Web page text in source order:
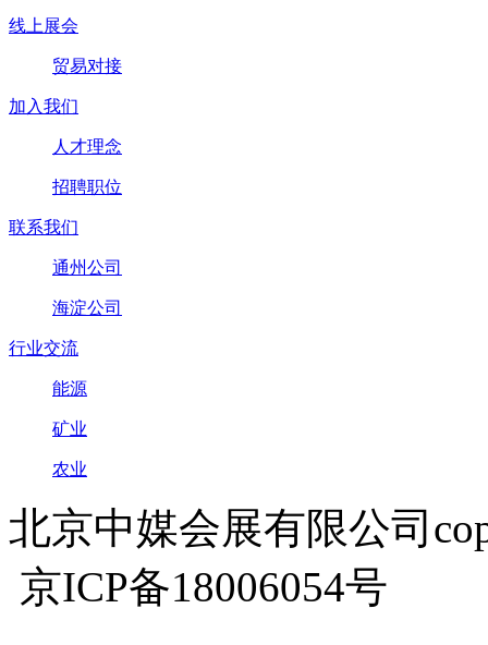
线上展会
贸易对接
加入我们
人才理念
招聘职位
联系我们
通州公司
海淀公司
行业交流
能源
矿业
农业
北京中媒会展有限公司
京ICP备18006054号